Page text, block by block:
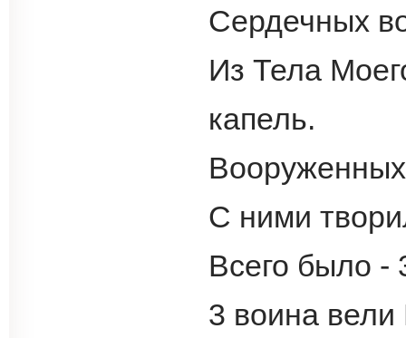
Сердечных
Из Тела
капель.
С ними
Всего было -
3 воина